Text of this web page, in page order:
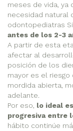
meses de vida, ya
necesidad natural
odontopediatras
antes de los 2-3
A partir de esta
afectar al
posición de los
mayor es el
mordida abierta,
adelante.
Por eso, lo ideal
progresiva entre
hábito continúe